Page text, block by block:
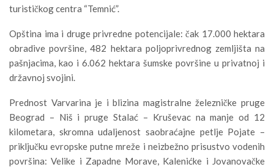
turističkog centra “Temnić”.
Opština ima i druge privredne potencijale: čak 17.000 hektara
obradive površine, 482 hektara poljoprivrednog zemljišta na
pašnjacima, kao i 6.062 hektara šumske površine u privatnoj i
državnoj svojini.
Prednost Varvarina je i blizina magistralne železničke pruge
Beograd – Niš i pruge Stalać – Kruševac na manje od 12
kilometara, skromna udaljenost saobraćajne petlje Pojate –
priključku evropske putne mreže i neizbežno prisustvo vodenih
površina: Velike i Zapadne Morave, Kalenićke i Jovanovačke